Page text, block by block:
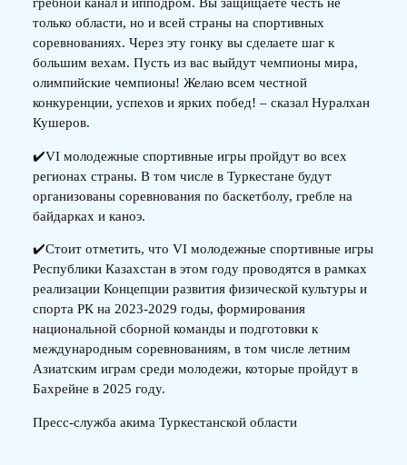
только области, но и всей страны на спортивных
соревнованиях. Через эту гонку вы сделаете шаг к
большим вехам. Пусть из вас выйдут чемпионы мира,
олимпийские чемпионы! Желаю всем честной
конкуренции, успехов и ярких побед! – сказал Нуралхан
Кушеров.
✔️VI молодежные спортивные игры пройдут во всех
регионах страны. В том числе в Туркестане будут
организованы соревнования по баскетболу, гребле на
байдарках и каноэ.
✔️Стоит отметить, что VI молодежные спортивные игры
Республики Казахстан в этом году проводятся в рамках
реализации Концепции развития физической культуры и
спорта РК на 2023-2029 годы, формирования
национальной сборной команды и подготовки к
международным соревнованиям, в том числе летним
Азиатским играм среди молодежи, которые пройдут в
Бахрейне в 2025 году.
Пресс-служба акима Туркестанской области